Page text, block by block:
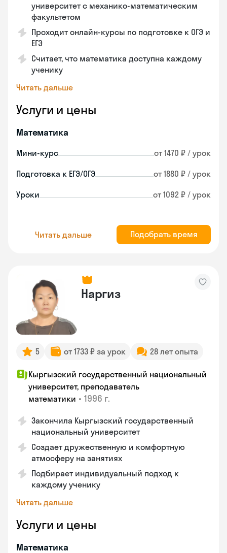
университет с механико-математическим
факультетом
Проходит онлайн-курсы по подготовке к ОГЭ и
ЕГЭ
Считает, что математика доступна каждому
ученику
Читать дальше
Услуги и цены
Математика
Мини-курс от 1470 ₽ / урок
Подготовка к ЕГЭ/ОГЭ от 1880 ₽ / урок
Уроки от 1092 ₽ / урок
Читать дальше Подобрать время
Наргиз
5 от 1733 ₽ за урок 28 лет опыта
Кыргызский государственный национальный
университет, преподаватель
математики • 1996 г.
Закончила Кыргызский государственный
национальный университет
Создает дружественную и комфортную
атмосферу на занятиях
Подбирает индивидуальный подход к
каждому ученику
Читать дальше
Услуги и цены
Математика